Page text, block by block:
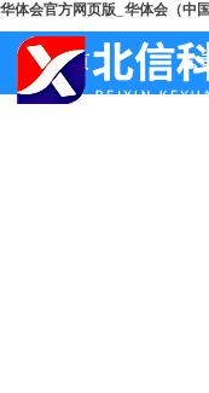
华体会官方网页版_华体会（中国
首页 公